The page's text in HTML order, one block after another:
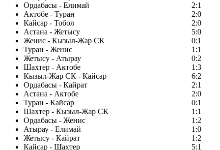
Ордабасы - Елимай
2:1
Актобе - Туран
2:0
Кайсар - Тобол
2:0
Астана - Жетысу
5:0
Женис - Кызыл-Жар СК
0:1
Туран - Женис
1:1
Жетысу - Атырау
0:2
Шахтер - Актобе
1:3
Кызыл-Жар СК - Кайсар
6:2
Ордабасы - Кайрат
2:1
Астана - Актобе
2:0
Туран - Кайсар
0:1
Шахтер - Кызыл-Жар СК
1:1
Ордабасы - Женис
1:2
Атырау - Елимай
1:0
Жетысу - Кайрат
1:2
Кайсар - Шахтер
5:1